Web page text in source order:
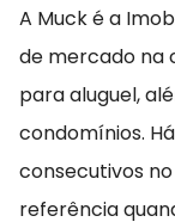
A Muck é a
de mercado na
para aluguel,
condomínios.
consecutivos
referência